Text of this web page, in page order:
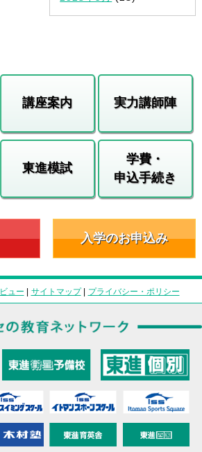
講座案内 実力講師陣
東進模試
学費・
申込手続き
入学のお申込み
ュー | サイトマップ| プライバシー・ポリシー